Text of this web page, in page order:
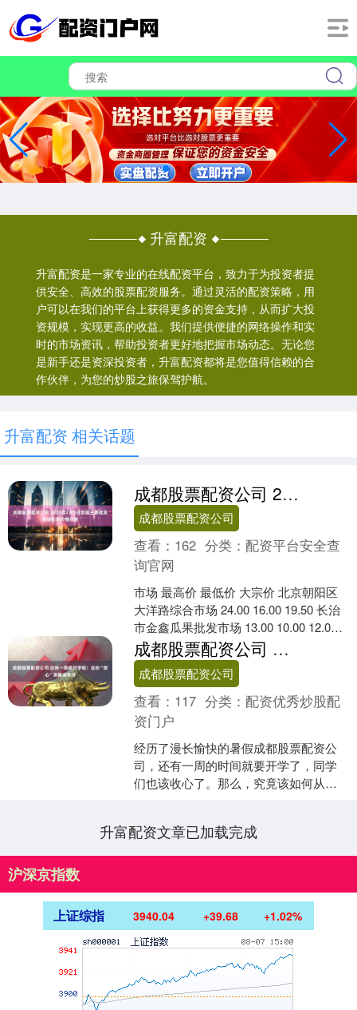
升富配资
升富配资是一家专业的在线配资平台，致力于为投资者提
供安全、高效的股票配资服务。通过灵活的配资策略，用
户可以在我们的平台上获得更多的资金支持，从而扩大投
资规模，实现更高的收益。我们提供便捷的网络操作和实
时的市场资讯，帮助投资者更好地把握市场动态。无论您
是新手还是资深投资者，升富配资都将是您值得信赖的合
作伙伴，为您的炒股之旅保驾护航。
升富配资 相关话题
成都股票配资公司 2025年7月5日全国主要批发市场蛇果价格行情
成都股票配资公司
查看： 162 分类：配资平台安全查
询官网
市场 最高价 最低价 大宗价 北京朝阳区
大洋路综合市场 24.00 16.00 19.50 长治
市金鑫瓜果批发市场 13.00 10.00 12.00
济南堤口....
成都股票配资公司 还有一周就开学啦！这份“收心”攻略请收好
成都股票配资公司
查看： 117 分类：配资优秀炒股配
资门户
经历了漫长愉快的暑假成都股票配资公
司，还有一周的时间就要开学了，同学
们也该收心了。那么，究竟该如何从暑
升富配资文章已加载完成
沪深京指数
上证综指 3940.04 +39.68 +1.02%